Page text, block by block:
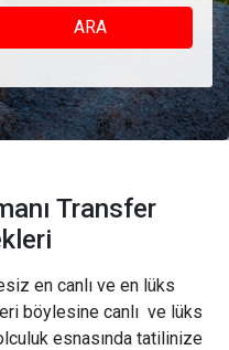
ARA
Transfer
en canlı ve en lüks
böylesine canlı ve lüks
esnasında tatilinize